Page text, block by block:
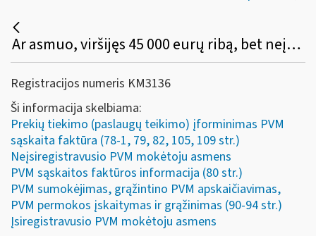
Ar asmuo, viršijęs 45 000 eurų ribą, bet neįsiregistravęs PVM mokėtoju, gali (privalo) apskaitos dokumente išskirti PVM, o pirkėjas turi teisę tokį PVM atskaityti įprasta tvarka?
Registracijos numeris KM3136
Ši informacija skelbiama:
Prekių tiekimo (paslaugų teikimo) įforminimas PVM
sąskaita faktūra (78-1, 79, 82, 105, 109 str.)
Neįsiregistravusio PVM mokėtoju asmens
PVM sąskaitos faktūros informacija (80 str.)
PVM sumokėjimas, grąžintino PVM apskaičiavimas,
PVM permokos įskaitymas ir grąžinimas (90-94 str.)
Įsiregistravusio PVM mokėtoju asmens